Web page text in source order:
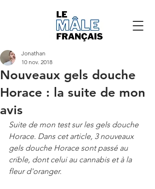
Nouveaux gels douche
Horace : la suite de mon
avis
Jonathan
10 nov. 2018
Suite de mon test sur les gels douche
Horace. Dans cet article, 3 nouveaux
gels douche Horace sont passé au
crible, dont celui au cannabis et à la
fleur d'oranger.